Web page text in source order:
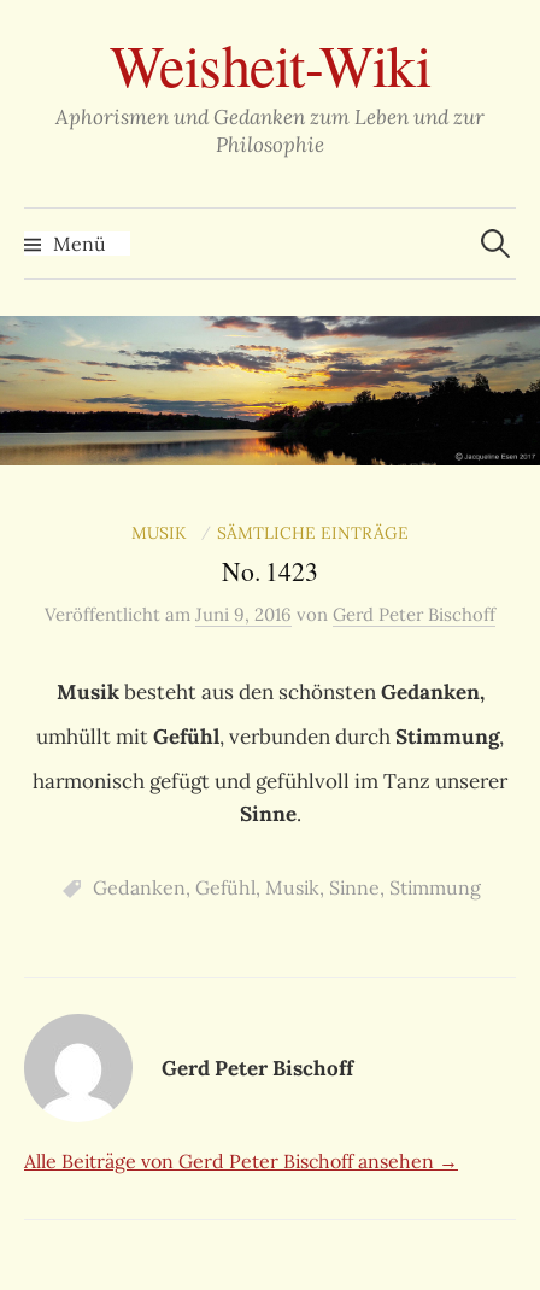
überspringenWeisheit-Wiki
Aphorismen und Gedanken zum Leben und zur
Philosophie
Menü
Suchen
nach:
MUSIK / SÄMTLICHE EINTRÄGE
No. 1423
Veröffentlicht am Juni 9, 2016 von Gerd Peter Bischoff
Musikbesteht aus den schönstenGedanken,
umhüllt mitGefühl, verbunden durchStimmung,
harmonisch gefügt und gefühlvoll im Tanz unserer
Sinne.
Gedanken, Gefühl, Musik, Sinne, Stimmung
Gerd Peter Bischoff
Alle Beiträge von Gerd Peter Bischoff ansehen →